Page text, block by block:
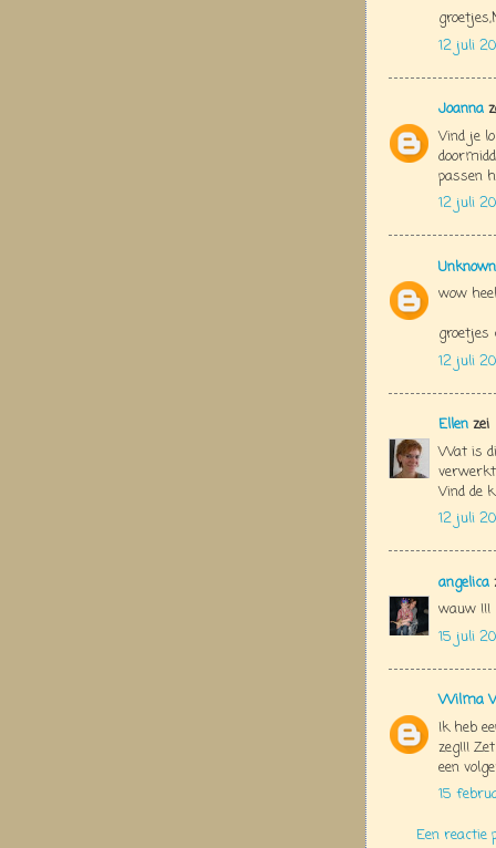
12 juli
Joanna
Vind je
passen
12 juli
Unknown
wow
groetjes
12 juli
Ellen zei
Wat is
Vind de
12 juli
angelica
wauw !!!
15 juli
Wilma
Ik heb
zeg!!!
een
15
Een reactie